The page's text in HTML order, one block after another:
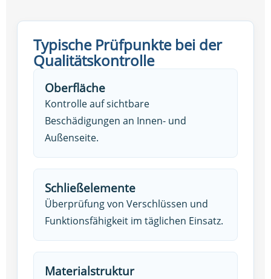
Typische Prüfpunkte bei der
Qualitätskontrolle
Oberfläche
Kontrolle auf sichtbare
Beschädigungen an Innen- und
Außenseite.
Schließelemente
Überprüfung von Verschlüssen und
Funktionsfähigkeit im täglichen Einsatz.
Materialstruktur